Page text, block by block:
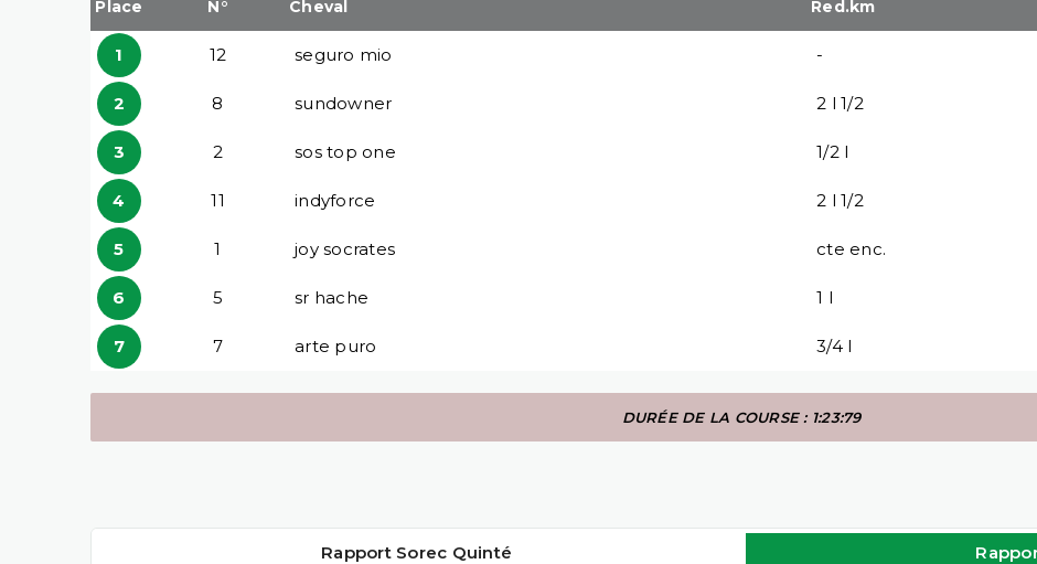
Place N° Cheval Red.km
1 12 seguro mio -
2 8 sundowner 2 l 1/2
3 2 sos top one 1/2 l
4 11 indyforce 2 l 1/2
5 1 joy socrates cte enc.
6 5 sr hache 1 l
7 7 arte puro 3/4 l
DURÉE DE LA COURSE : 1:23:79
Rapport Sorec Quinté